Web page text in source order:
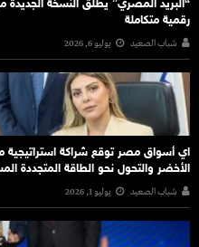
رقمية متكاملة
شباب الصعيد يوليو 6, 2026
اي أسواق مصر توقع شراكة استراتيجية
الأخضر والتحول نحو الطاقة المتجددة
شباب الصعيد يوليو 1, 2026